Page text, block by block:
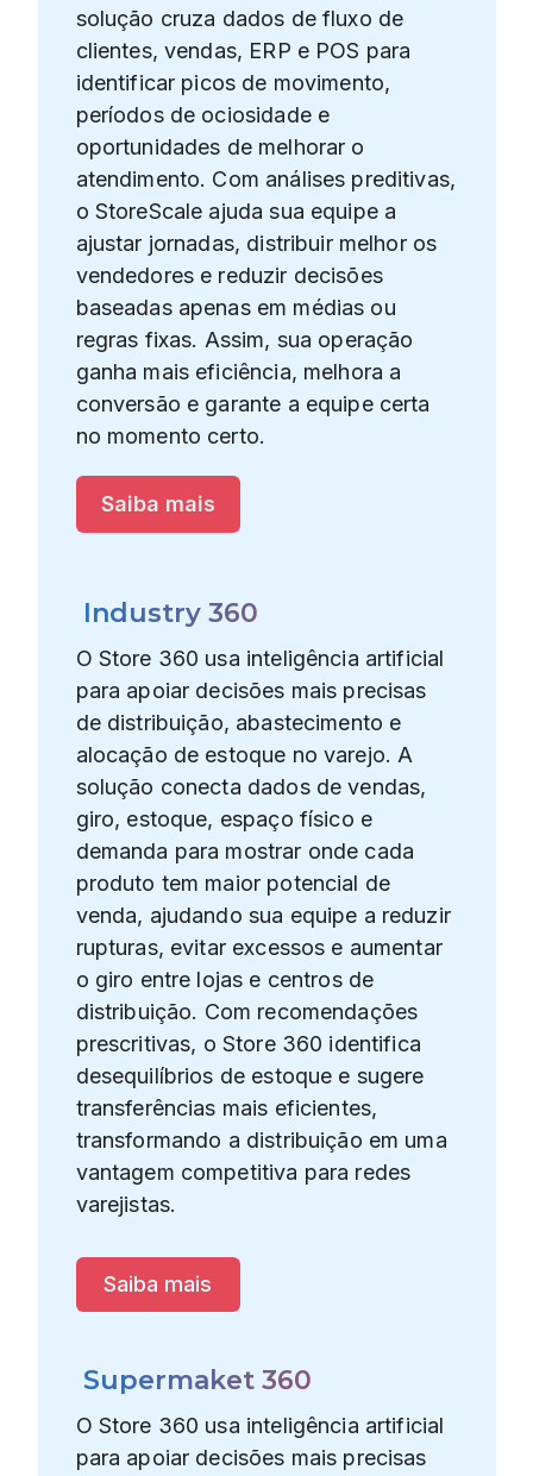
solução cruza dados de fluxo de
clientes, vendas, ERP e POS para
identificar picos de movimento,
períodos de ociosidade e
oportunidades de melhorar o
atendimento. Com análises preditivas,
o StoreScale ajuda sua equipe a
ajustar jornadas, distribuir melhor os
vendedores e reduzir decisões
baseadas apenas em médias ou
regras fixas. Assim, sua operação
ganha mais eficiência, melhora a
conversão e garante a equipe certa
no momento certo.
Saiba mais
Industry 360
O Store 360 usa inteligência artificial
para apoiar decisões mais precisas
de distribuição, abastecimento e
alocação de estoque no varejo. A
solução conecta dados de vendas,
giro, estoque, espaço físico e
demanda para mostrar onde cada
produto tem maior potencial de
venda, ajudando sua equipe a reduzir
rupturas, evitar excessos e aumentar
o giro entre lojas e centros de
distribuição. Com recomendações
prescritivas, o Store 360 identifica
desequilíbrios de estoque e sugere
transferências mais eficientes,
transformando a distribuição em uma
vantagem competitiva para redes
varejistas.
Saiba mais
Supermaket 360
O Store 360 usa inteligência artificial
para apoiar decisões mais precisas